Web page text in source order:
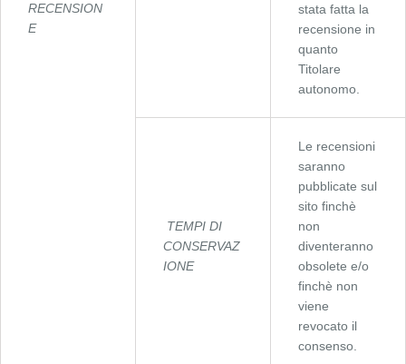
RECENSION
E
stata fatta la
recensione in
quanto
Titolare
autonomo.
TEMPI DI
CONSERVAZ
IONE
Le recensioni
saranno
pubblicate sul
sito finchè
non
diventeranno
obsolete e/o
finchè non
viene
revocato il
consenso.